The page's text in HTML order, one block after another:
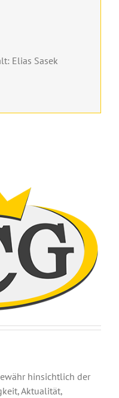
Elias Sasek
hinsichtlich der
Aktualität,